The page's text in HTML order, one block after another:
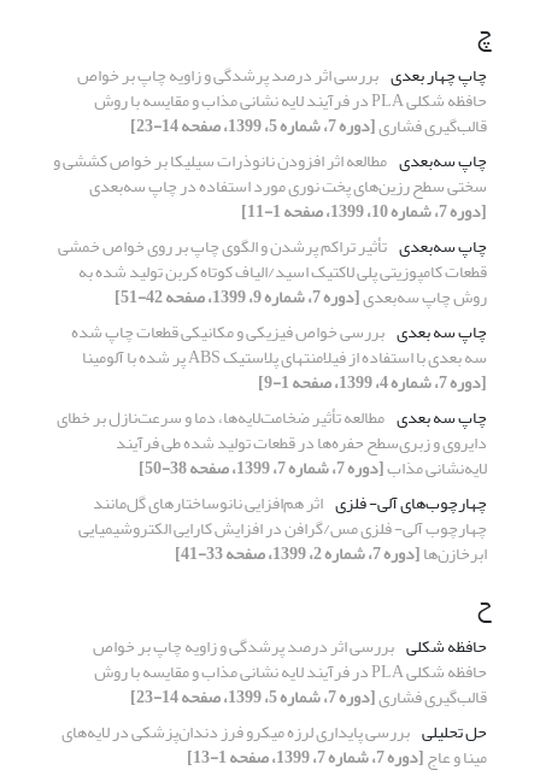
چ
چاپ چهار بعدی بررسی اثر درصد پرشدگی و زاویه چاپ بر خواص
حافظه شکلی PLA در فرآیند لایه نشانی مذاب و مقایسه با روش
قالب‌گیری فشاری[دوره 7، شماره 5، 1399، صفحه 14-23]
چاپ‌ سه‌بعدی مطالعه اثر افزودن نانوذرات سیلیکا بر خواص کششی و
سختی سطح رزین‌های پخت نوری مورد استفاده در چاپ سه‌بعدی
[دوره 7، شماره 10، 1399، صفحه 1-11]
چاپ سه‌بعدی تأثیر تراکم پرشدن و الگوی چاپ بر روی خواص خمشی
قطعات کامپوزیتی پلی لاکتیک اسید/الیاف کوتاه کربن تولید شده به
روش چاپ سه‌بعدی[دوره 7، شماره 9، 1399، صفحه 42-51]
چاپ سه بعدی بررسی خواص فیزیکی و مکانیکی قطعات چاپ شده
سه بعدی با استفاده از فیلامنتهای پلاستیک ABS پر شده با آلومینا
[دوره 7، شماره 4، 1399، صفحه 1-9]
چاپ سه بعدی مطالعه تأثیر ضخامت‌لایه‌ها، دما و سرعت‌نازل بر خطای
دایروی و زبری‌سطح حفره‌ها در قطعات تولید شده طی فرآیند
لایه‌نشانی مذاب[دوره 7، شماره 7، 1399، صفحه 38-50]
چهارچوب‌های آلی- فلزی اثر هم‌افزایی نانوساختارهای گل‌مانند
چهارچوب‌ آلی- فلزی مس/گرافن در افزایش کارایی الکتروشیمیایی
ابرخازن‌ها[دوره 7، شماره 2، 1399، صفحه 33-41]
ح
حافظه شکلی بررسی اثر درصد پرشدگی و زاویه چاپ بر خواص
حافظه شکلی PLA در فرآیند لایه نشانی مذاب و مقایسه با روش
قالب‌گیری فشاری[دوره 7، شماره 5، 1399، صفحه 14-23]
حل تحلیلی بررسی پایداری لرزه میکرو فرز دندان‌پزشکی در لایه‌های
مینا و عاج[دوره 7، شماره 7، 1399، صفحه 1-13]